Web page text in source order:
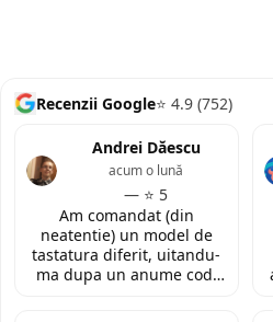
Recenzii Google⭐ 4.9 (752)
Andrei Dăescu
— ⭐ 5
acum o lună
Am comandat (din
neatentie) un model de
tastatura diferit, uitandu-
ma dupa un anume cod.